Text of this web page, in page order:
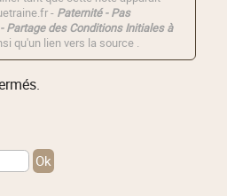
- Paternité - Pas
Partage des Conditions Initiales à
qu'un lien vers la source .